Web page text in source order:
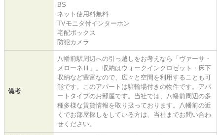
BS
ネット使用料無料
TVモニタ付インターホン
宅配ボックス
防犯カメラ
備考
八幡前駅周辺への引っ越しをお考えなら「ヴァーサ・
メローネⅢ」。収納はウォークインクロゼット・床下
収納など豊富なので、広々と空間を利用することも可
能です。このアパートは駐輪場付きの物件です。アパ
ートタイプのお部屋です。当社では、八幡前周辺の多
種多様な賃貸情報を取り扱っております。八幡前の近
くでお部屋探しをしている方は、当社までお問い合わ
せください。